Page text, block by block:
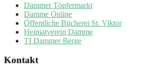
Dammer Töpfermarkt
Damme Online
Öffentliche Bücherei St. Viktor
Heimatverein Damme
TI Dammer Berge
Kontakt